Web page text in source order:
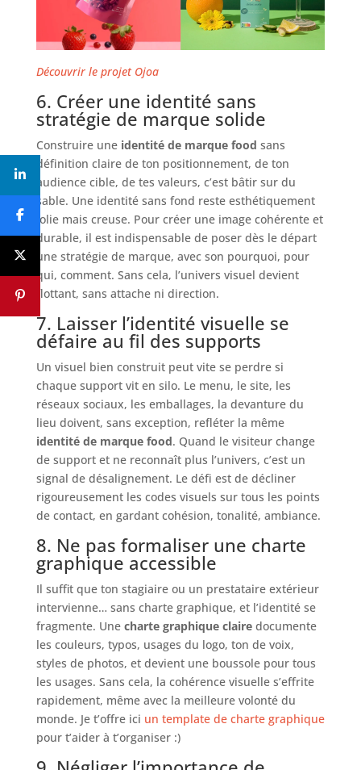
Découvrir le projet Ojoa
6. Créer une identité sans
stratégie de marque solide
Construire une identité de marque food sans
définition claire de ton positionnement, de ton
audience cible, de tes valeurs, c’est bâtir sur du
sable. Une identité sans fond reste esthétiquement
jolie mais creuse. Pour créer une image cohérente et
durable, il est indispensable de poser dès le départ
une stratégie de marque, avec son pourquoi, pour
qui, comment. Sans cela, l’univers visuel devient
flottant, sans attache ni direction.
7. Laisser l’identité visuelle se
défaire au fil des supports
Un visuel bien construit peut vite se perdre si
chaque support vit en silo. Le menu, le site, les
réseaux sociaux, les emballages, la devanture du
lieu doivent, sans exception, refléter la même
identité de marque food. Quand le visiteur change
de support et ne reconnaît plus l’univers, c’est un
signal de désalignement. Le défi est de décliner
rigoureusement les codes visuels sur tous les points
de contact, en gardant cohésion, tonalité, ambiance.
8. Ne pas formaliser une charte
graphique accessible
Il suffit que ton stagiaire ou un prestataire extérieur
intervienne… sans charte graphique, et l’identité se
fragmente. Une charte graphique clairedocumente
les couleurs, typos, usages du logo, ton de voix,
styles de photos, et devient une boussole pour tous
les usages. Sans cela, la cohérence visuelle s’effrite
rapidement, même avec la meilleure volonté du
monde. Je t’offre ici un template de charte graphique
pour t’aider à t’organiser :)